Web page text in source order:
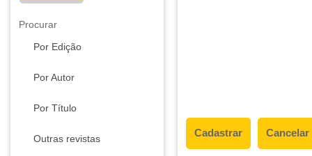
Procurar
Por Edição
Por Autor
Por Título
Outras revistas